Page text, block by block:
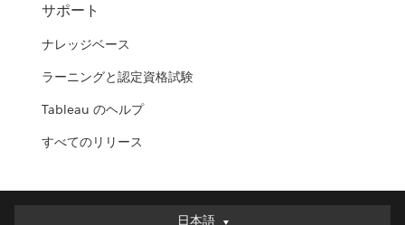
サポート
ナレッジベース
ラーニングと認定資格試験
Tableau のヘルプ
すべてのリリース
日本語
日本語